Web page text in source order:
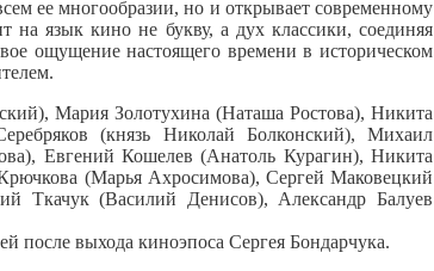
ее многообразии, но и открывает современному
язык кино не букву, а дух классики, соединяя
ощущение настоящего времени в историческом
Мария Золотухина (Наташа Ростова), Никита
(князь Николай Болконский), Михаил
Евгений Кошелев (Анатоль Курагин), Никита
(Марья Ахросимова), Сергей Маковецкий
Ткачук (Василий Денисов), Александр Балуев
после выхода киноэпоса Сергея Бондарчука.